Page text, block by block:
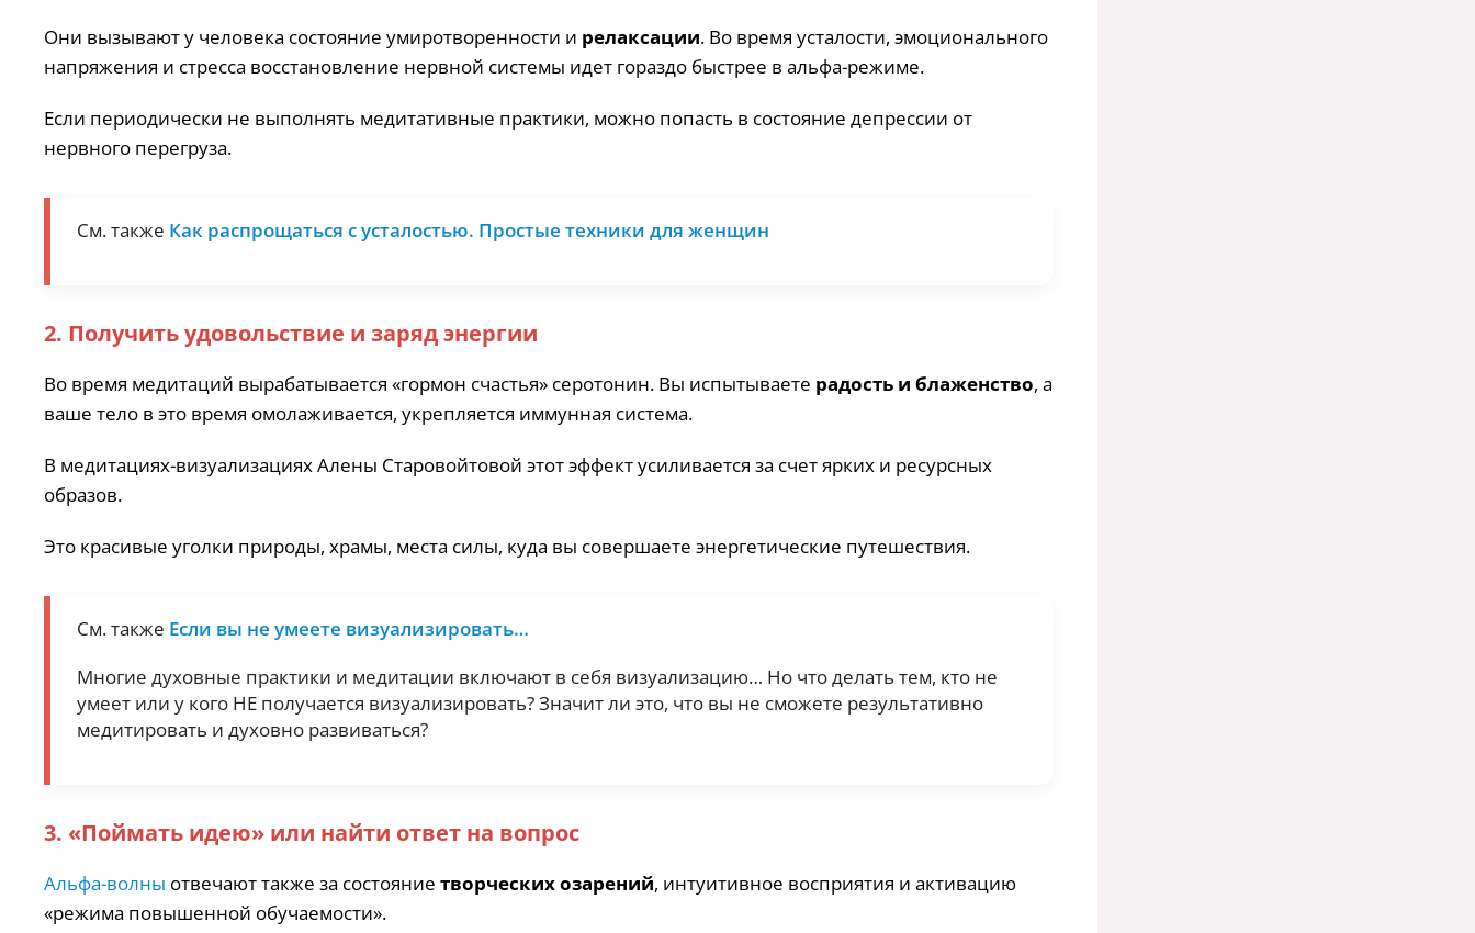
Они вызывают у человека состояние умиротворенности и релаксации. Во время усталости, эмоционального
напряжения и стресса восстановление нервной системы идет гораздо быстрее в альфа-режиме.
Если периодически не выполнять медитативные практики, можно попасть в состояние депрессии от
нервного перегруза.
См. также Как распрощаться с усталостью. Простые техники для женщин
2. Получить удовольствие и заряд энергии
Во время медитаций вырабатывается «гормон счастья» серотонин. Вы испытываете радость и блаженство, а
ваше тело в это время омолаживается, укрепляется иммунная система.
В медитациях-визуализациях Алены Старовойтовой этот эффект усиливается за счет ярких и ресурсных
образов.
Это красивые уголки природы, храмы, места силы, куда вы совершаете энергетические путешествия.
См. также Если вы не умеете визуализировать…
Многие духовные практики и медитации включают в себя визуализацию… Но что делать тем, кто не
умеет или у кого НЕ получается визуализировать? Значит ли это, что вы не сможете результативно
медитировать и духовно развиваться?
3. «Поймать идею» или найти ответ на вопрос
Альфа-волны отвечают также за состояние творческих озарений, интуитивное восприятия и активацию
«режима повышенной обучаемости».